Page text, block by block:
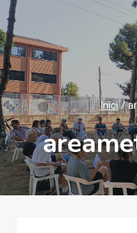
Vés
al
contingut
Inici /